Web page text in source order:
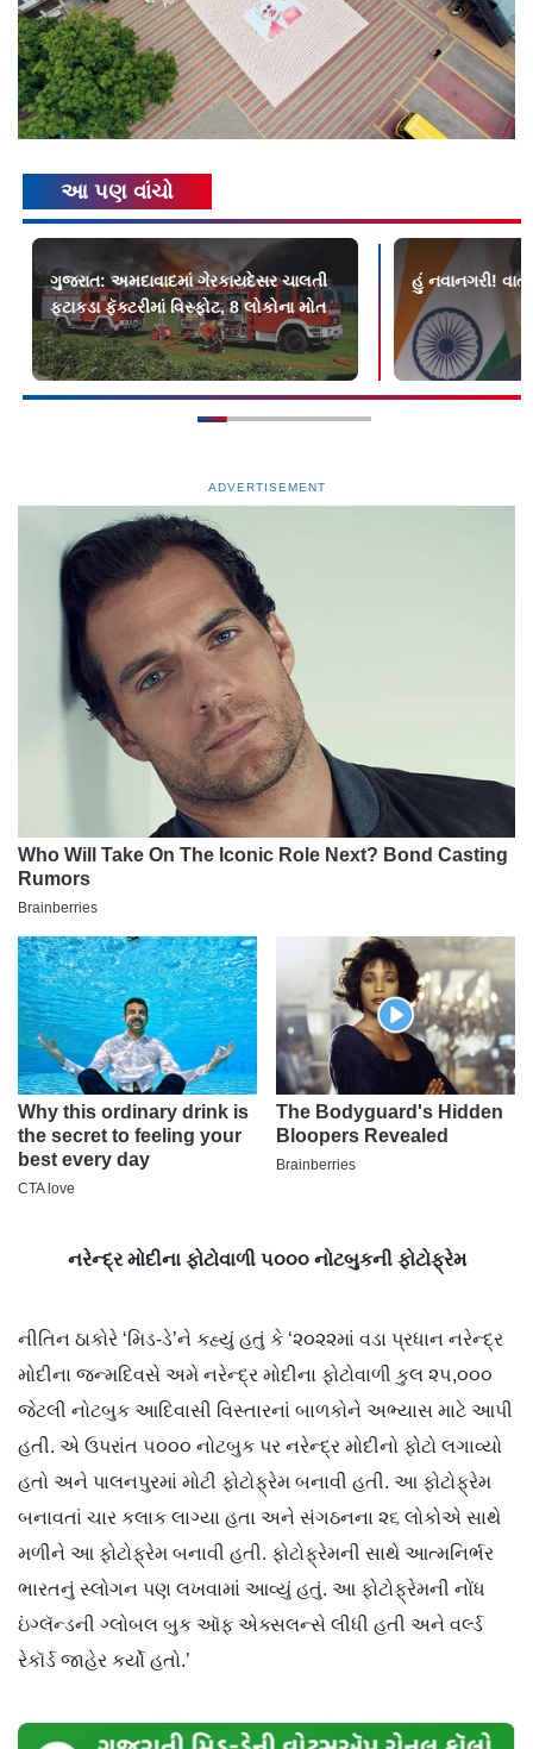
આ પણ વાંચો
ગુજરાત: અમદાવાદમાં ગેરકાયદેસર ચાલતી
ફટાકડા ફૅક્ટરીમાં વિસ્ફોટ, 8 લોકોના મોત
હું નવાનગરી! વાત
ADVERTISEMENT
નરેન્દ્ર મોદીના ફોટોવાળી ૫૦૦૦ નોટબુકની ફોટોફ્રેમ
નીતિન ઠાકોરે ‘મિડ-ડે’ને કહ્યું હતું કે ‘૨૦૨૨માં વડા પ્રધાન નરેન્દ્ર
મોદીના જન્મદિવસે અમે નરેન્દ્ર મોદીના ફોટોવાળી કુલ ૨૫,૦૦૦
જેટલી નોટબુક આદિવાસી વિસ્તારનાં બાળકોને અભ્યાસ માટે આપી
હતી. એ ઉપરાંત ૫૦૦૦ નોટબુક પર નરેન્દ્ર મોદીનો ફોટો લગાવ્યો
હતો અને પાલનપુરમાં મોટી ફોટોફ્રેમ બનાવી હતી. આ ફોટોફ્રેમ
બનાવતાં ચાર કલાક લાગ્યા હતા અને સંગઠનના ૨૬ લોકોએ સાથે
મળીને આ ફોટોફ્રેમ બનાવી હતી. ફોટોફ્રેમની સાથે આત્મનિર્ભર
ભારતનું સ્લોગન પણ લખવામાં આવ્યું હતું. આ ફોટોફ્રેમની નોંધ
ઇંગ્લૅન્ડની ગ્લોબલ બુક ઑફ એક્સલન્સે લીધી હતી અને વર્લ્ડ
રેકૉર્ડ જાહેર કર્યો હતો.’